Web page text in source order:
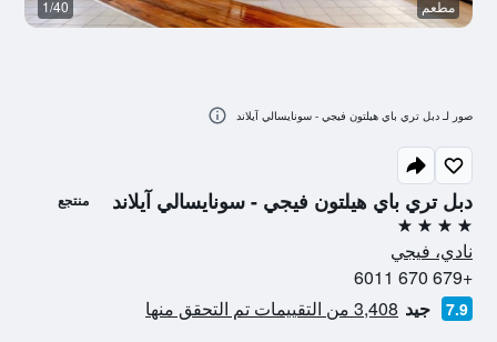
دبل تري باي هيلتون فيجي - سونايسالي آيلاند منتجع
4 نجوم
نادي، فيجي
+679 670 6011
7.9 جيد 3,408 من التقييمات تم التحقق منها
مطعم 1/40
صور لـ دبل تري باي هيلتون فيجي - سونايسالي آيلاند